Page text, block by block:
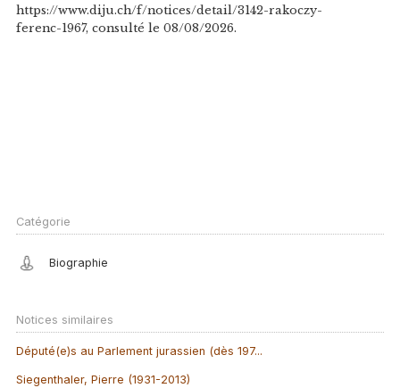
https://www.diju.ch/f/notices/detail/3142-rakoczy-
ferenc-1967, consulté le 08/08/2026.
Catégorie
Biographie
Notices similaires
Député(e)s au Parlement jurassien (dès 197...
Siegenthaler, Pierre (1931-2013)